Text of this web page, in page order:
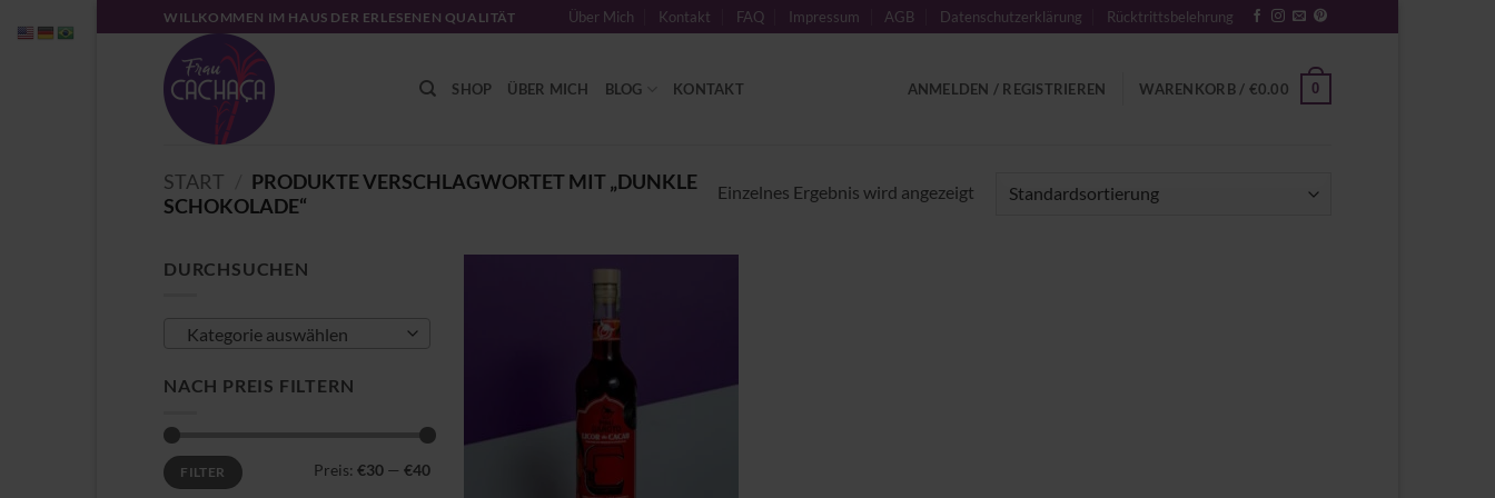
Inhalt
WILLKOMMEN IM HAUS DER ERLESENEN QUALITÄT Über Mich Kontakt FAQ Impressum AGB Datenschutzerklärung Rücktrittsbelehrung
SHOP ÜBER MICH BLOG KONTAKT ANMELDEN / REGISTRIEREN WARENKORB / €0.00 0
START
PRODUKTE VERSCHLAGWORTET MIT „DUNKLE
SCHOKOLADE“
Einzelnes Ergebnis wird angezeigt
DURCHSUCHEN
Kategorie auswählen
NACH PREIS FILTERN
Min.
Preis
Max.
PreisFILTER Preis: €30 — €40